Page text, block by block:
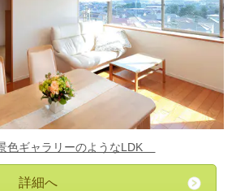
色ギャラリーのようなLDK
詳細へ